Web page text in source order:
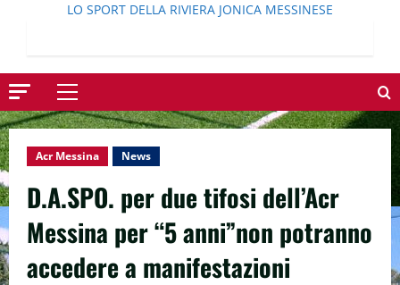
LO SPORT DELLA RIVIERA JONICA MESSINESE
Menu
principale
Acr Messina News
D.A.SPO. per due tifosi dell’Acr
Messina per “5 anni”non potranno
accedere a manifestazioni